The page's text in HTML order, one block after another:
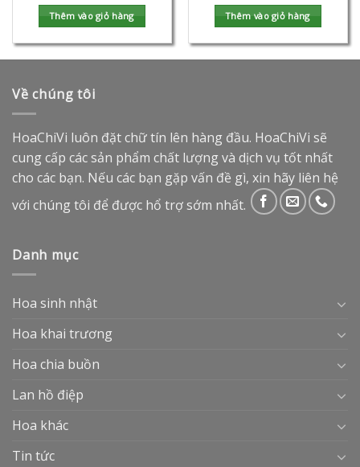
Thêm vào giỏ hàng Thêm vào giỏ hàng
Về chúng tôi
HoaChiVi luôn đặt chữ tín lên hàng đầu. HoaChiVi sẽ
cung cấp các sản phẩm chất lượng và dịch vụ tốt nhất
cho các bạn. Nếu các bạn gặp vấn đề gì, xin hãy liên hệ
với chúng tôi để được hổ trợ sớm nhất.
Danh mục
Hoa sinh nhật
Hoa khai trương
Hoa chia buồn
Lan hồ điệp
Hoa khác
Tin tức